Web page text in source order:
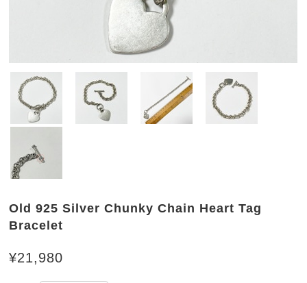
Old 925 Silver Chunky Chain Heart Tag
Bracelet
¥21,980